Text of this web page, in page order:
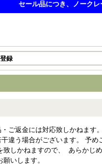
セール品につき、ノークレ
録
ご返金には対応致しかねま
違う場合がございます。 予
しかねますので、 あらかじ
いします。